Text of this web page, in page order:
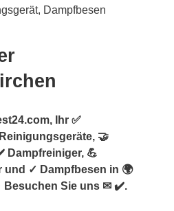
Ihr ✅
🤝
Dampfreiniger, 💪
und ✓ Dampfbesen in 🌍
Besuchen Sie uns ✉ ✔️.